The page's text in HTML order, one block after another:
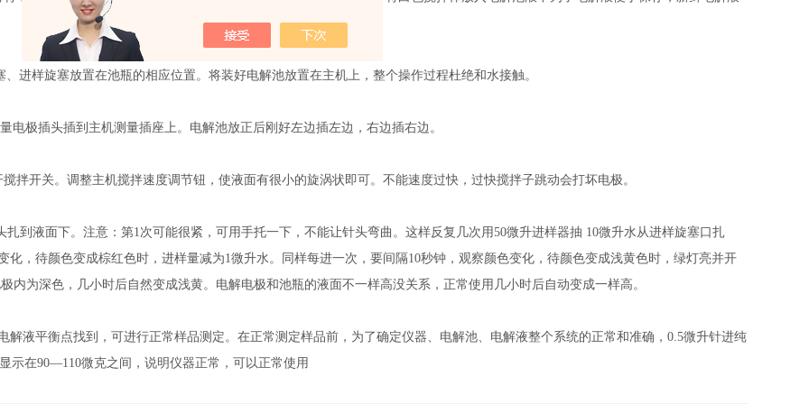
、进样旋塞放置在池瓶的相应位置。将装好电解池放置在主机上，整个操作过程杜绝和水接触。
电极插头插到主机测量插座上。电解池放正后刚好左边插左边，右边插右边。
拌开关。调整主机搅拌速度调节钮，使液面有很小的旋涡状即可。不能速度过快，过快搅拌子跳动会打坏电极。
扎到液面下。注意：第1次可能很紧，可用手托一下，不能让针头弯曲。这样反复几次用50微升进样器抽 10微升水从进样旋塞口扎
化，待颜色变成棕红色时，进样量减为1微升水。同样每进一次，要间隔10秒钟，观察颜色变化，待颜色变成浅黄色时，绿灯亮并开
内为深色，几小时后自然变成浅黄。电解电极和池瓶的液面不一样高没关系，正常使用几小时后自动变成一样高。
解液平衡点找到，可进行正常样品测定。在正常测定样品前，为了确定仪器、电解池、电解液整个系统的正常和准确，0.5微升针进纯
示在90—110微克之间，说明仪器正常，可以正常使用